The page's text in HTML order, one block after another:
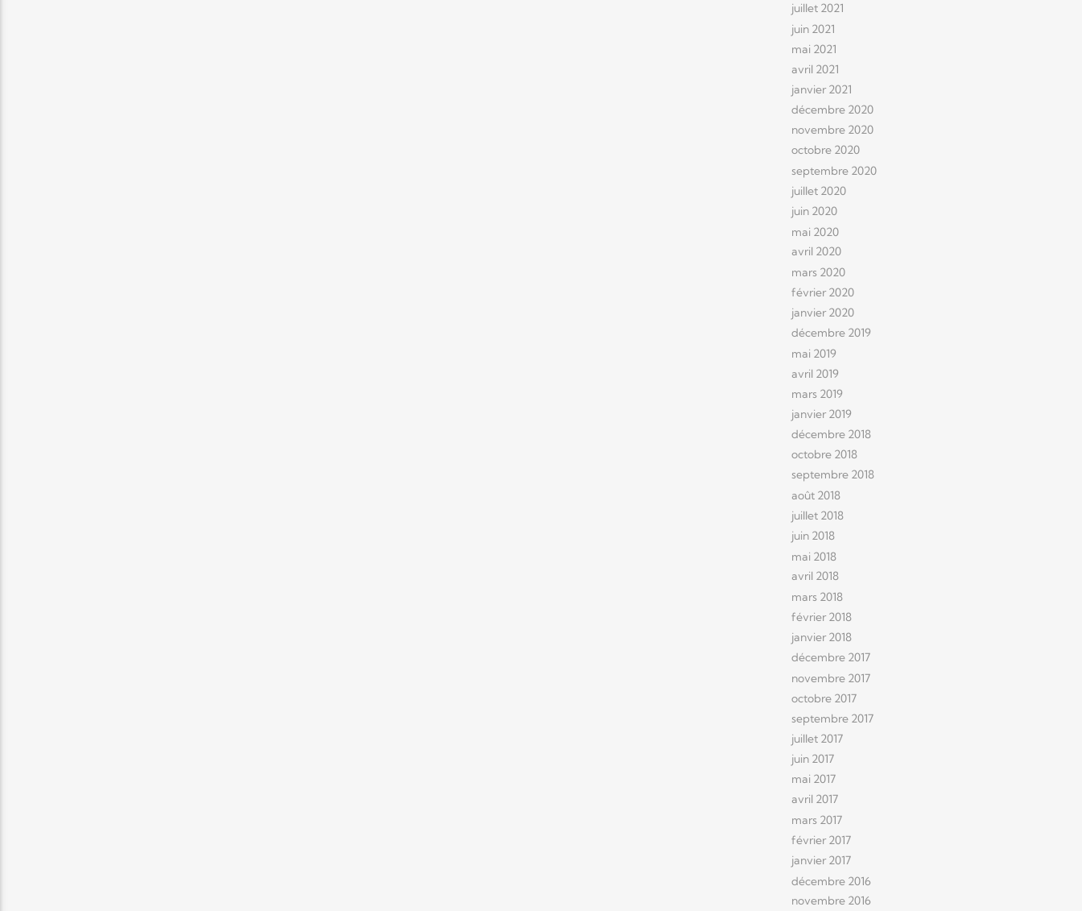
juillet 2021
juin 2021
mai 2021
avril 2021
janvier 2021
décembre 2020
novembre 2020
octobre 2020
septembre 2020
juillet 2020
juin 2020
mai 2020
avril 2020
mars 2020
février 2020
janvier 2020
décembre 2019
mai 2019
avril 2019
mars 2019
janvier 2019
décembre 2018
octobre 2018
septembre 2018
août 2018
juillet 2018
juin 2018
mai 2018
avril 2018
mars 2018
février 2018
janvier 2018
décembre 2017
novembre 2017
octobre 2017
septembre 2017
juillet 2017
juin 2017
mai 2017
avril 2017
mars 2017
février 2017
janvier 2017
décembre 2016
novembre 2016